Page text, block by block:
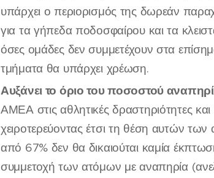
υπάρχει ο περιορισμός της δωρεάν
για τα γήπεδα ποδοσφαίρου και τα
όσες ομάδες δεν συμμετέχουν στα
τμήματα θα υπάρχει χρέωση.
Αυξάνει το όριο του ποσοστού
ΑΜΕΑ στις αθλητικές δραστηριότητες
χειροτερεύοντας έτσι τη θέση αυτών
από 67% δεν θα δικαιούται καμία
συμμετοχή των ατόμων με αναπηρία